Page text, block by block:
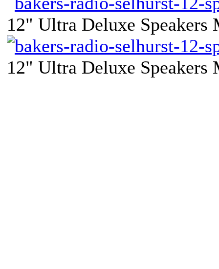
12" Ultra Deluxe Speakers
12" Ultra Deluxe Speakers